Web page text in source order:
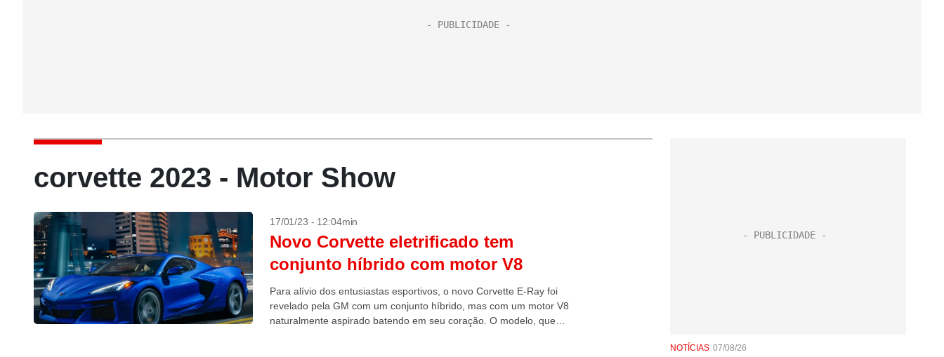
corvette 2023 - Motor Show
17/01/23 - 12:04min
Novo Corvette eletrificado tem
conjunto híbrido com motor V8
Para alívio dos entusiastas esportivos, o novo Corvette E-Ray foi
revelado pela GM com um conjunto híbrido, mas com um motor V8
naturalmente aspirado batendo em seu coração. O modelo, que
NOTÍCIAS 07/08/26